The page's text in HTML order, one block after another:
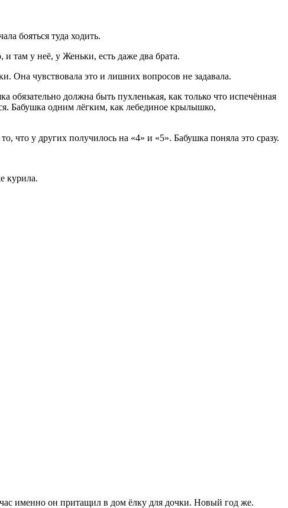
бояться туда ходить.
там у неё, у Женьки, есть даже два брата.
Она чувствовала это и лишних вопросов не задавала.
должна быть пухленькая, как только что испечённая
Бабушка одним лёгким, как лебединое крылышко,
что у других получилось на «4» и «5». Бабушка поняла это сразу.
курила.
именно он притащил в дом ёлку для дочки. Новый год же.